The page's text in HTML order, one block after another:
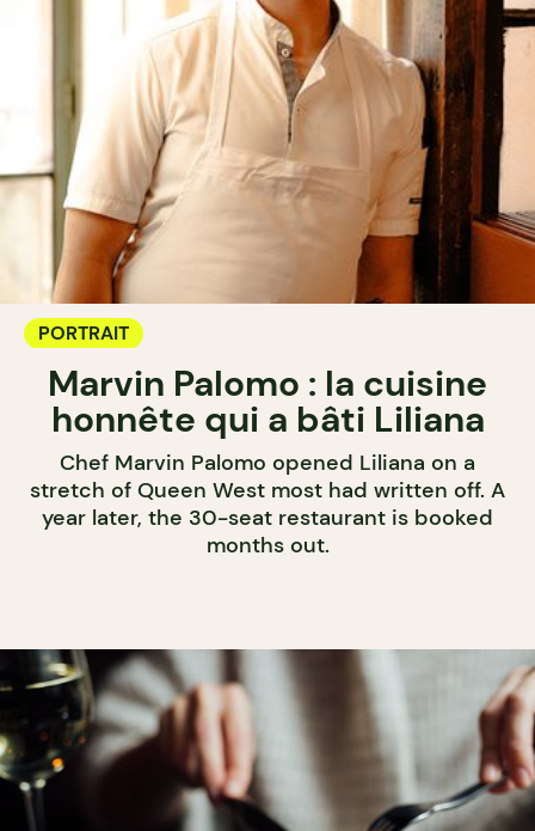
PORTRAIT
Marvin Palomo : la cuisine
honnête qui a bâti Liliana
Chef Marvin Palomo opened Liliana on a
stretch of Queen West most had written off. A
year later, the 30-seat restaurant is booked
months out.